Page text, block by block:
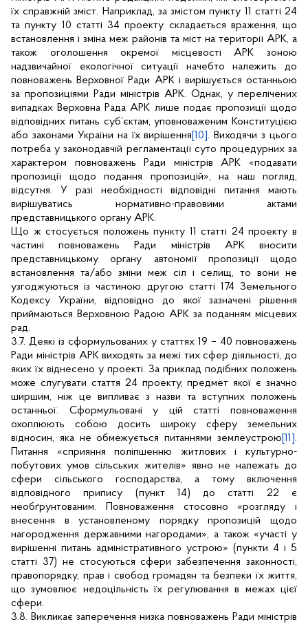
їх справжній зміст. Наприклад, за змістом пункту 11 статті 24
та пункту 10 статті 34 проекту складається враження, що
встановлення і зміна меж районів та міст на території АРК, а
також оголошення окремої місцевості АРК зоною
надзвичайної екологічної ситуації начебто належить до
повноважень Верховної Ради АРК і вирішується останньою
за пропозиціями Ради міністрів АРК. Однак, у перелічених
випадках Верховна Рада АРК лише подає пропозиції щодо
відповідних питань суб’єктам, уповноваженим Конституцією
або законами України на їх вирішення [10] . Виходячи з цього
потреба у законодавчій регламентації суто процедурних за
характером повноважень Ради міністрів АРК «подавати
пропозиції щодо подання пропозицій», на наш погляд,
відсутня. У разі необхідності відповідні питання мають
вирішуватись нормативно-правовими актами
представницького органу АРК.
Що ж стосується положень пункту 11 статті 24 проекту в
частині повноважень Ради міністрів АРК вносити
представницькому органу автономії пропозиції щодо
встановлення та/або зміни меж сіл і селищ, то вони не
узгоджуються із частиною другою статті 174 Земельного
Кодексу України, відповідно до якої зазначені рішення
приймаються Верховною Радою АРК за поданням місцевих
рад.
3.7. Деякі із сформульованих у статтях 19 – 40 повноважень
Ради міністрів АРК виходять за межі тих сфер діяльності, до
яких їх віднесено у проекті. За приклад подібних положень
може слугувати стаття 24 проекту, предмет якої є значно
ширшим, ніж це випливає з назви та вступних положень
останньої. Сформульовані у цій статті повноваження
охоплюють собою досить широку сферу земельних
відносин, яка не обмежується питаннями землеустрою [11] .
Питання «сприяння поліпшенню житлових і культурно-
побутових умов сільських жителів» явно не належать до
сфери сільського господарства, а тому включення
відповідного припису (пункт 14) до статті 22 є
необґрунтованим. Повноваження стосовно «розгляду і
внесення в установленому порядку пропозицій щодо
нагородження державними нагородами», а також «участі у
вирішенні питань адміністративного устрою» (пункти 4 і 5
статті 37) не стосуються сферизабезпечення законності,
правопорядку, прав і свобод громадян та безпеки їх життя,
що зумовлює недоцільність їх регулювання в межах цієї
сфери.
3.8. Викликає заперечення низка повноважень Ради міністрів